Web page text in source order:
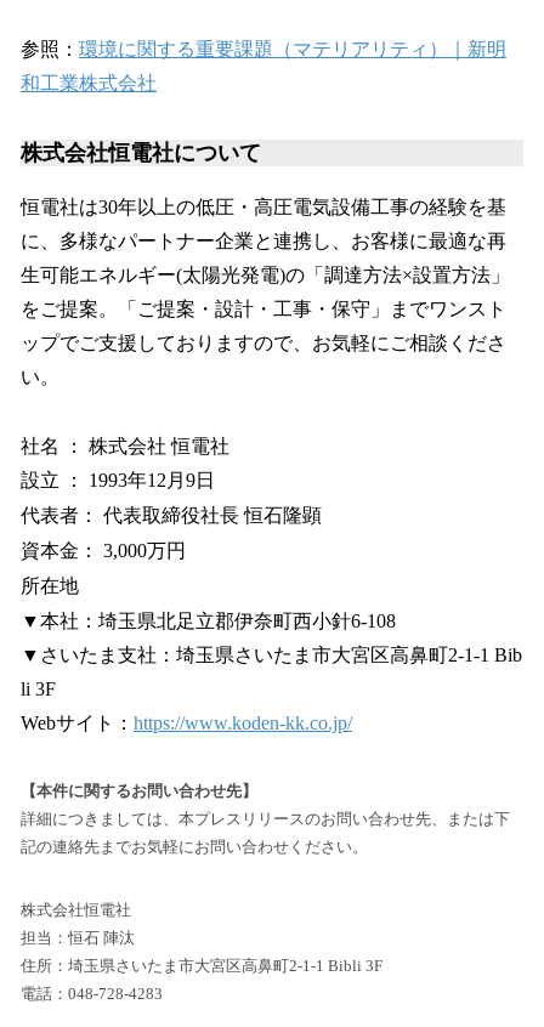
参照： 環境に関する重要課題（マテリアリティ）｜新明
和工業株式会社
株式会社恒電社について
恒電社は30年以上の低圧・高圧電気設備工事の経験を基
に、多様なパートナー企業と連携し、お客様に最適な再
生可能エネルギー(太陽光発電)の「調達方法×設置方法」
をご提案。「ご提案・設計・工事・保守」までワンスト
ップでご支援しておりますので、お気軽にご相談くださ
い。
社名 ： 株式会社 恒電社
設立 ： 1993年12月9日
代表者： 代表取締役社長 恒石隆顕
資本金： 3,000万円
所在地
▼本社：埼玉県北足立郡伊奈町西小針6-108
▼さいたま支社：埼玉県さいたま市大宮区高鼻町2-1-1 Bib
li 3F
Webサイト： https://www.koden-kk.co.jp/
【本件に関するお問い合わせ先】
詳細につきましては、本プレスリリースのお問い合わせ先、または下
記の連絡先までお気軽にお問い合わせください。
株式会社恒電社
担当：恒石 陣汰
住所：埼玉県さいたま市大宮区高鼻町2-1-1 Bibli 3F
電話：048-728-4283